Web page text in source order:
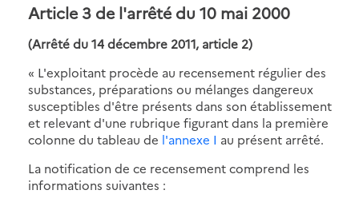
Article 3 de l'arrêté du 10 mai 2000
(Arrêté du 14 décembre 2011, article 2)
« L'exploitant procède au recensement régulier des
substances, préparations ou mélanges dangereux
susceptibles d'être présents dans son établissement
et relevant d'une rubrique figurant dans la première
colonne du tableau de l'annexe I au présent arrêté.
La notification de ce recensement comprend les
informations suivantes :